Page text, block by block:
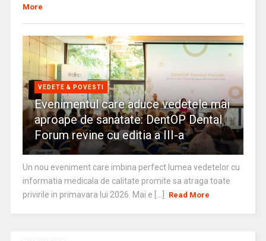
More
VEDETE & POVESTI
Evenimentul care aduce vedetele mai
aproape de sanatate: DentOP Dental
Forum revine cu editia a III-a
Un nou eveniment care imbina perfect lumea vedetelor cu
informatia medicala de calitate promite sa atraga toate
privirile in primavara lui 2026. Mai e [...]
Read More